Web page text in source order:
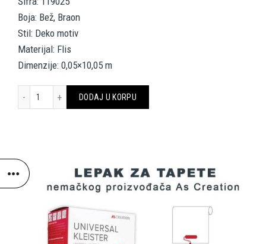
Boja: Bež, Braon
Stil: Deko motiv
Materijal: Flis
Dimenzije: 0,05×10,05 m
A.S. Création Border 119025 količina
DODAJ U KORPU